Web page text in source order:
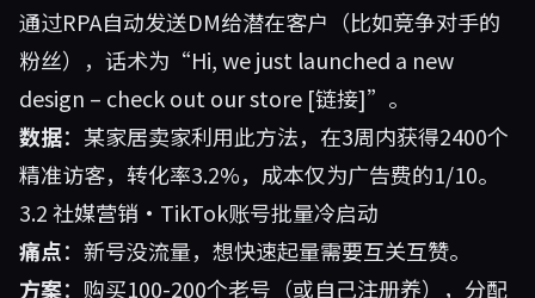
通过RPA自动发送DM给潜在客户（比如竞争对手的
粉丝），话术为“Hi, we just launched a new
design – check out our store [链接]”。
数据：某家居卖家利用此方法，在3周内获得2400个
精准访客，转化率3.2%，成本仅为广告费的1/10。
3.2 社媒营销·TikTok账号批量冷启动
痛点：新号没流量，想快速起量需要互关互赞。
方案：购买100-200个老号（或自己注册养），分配